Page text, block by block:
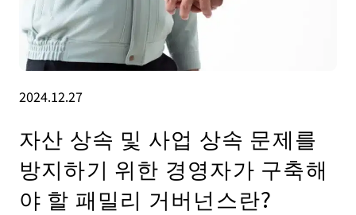
2024.12.27
자산 상속 및 사업 상속 문제를
방지하기 위한 경영자가 구축해
야 할 패밀리 거버넌스란?